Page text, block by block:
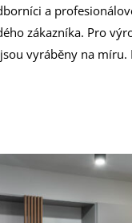
a
zákazníka. Pro
vyráběny na